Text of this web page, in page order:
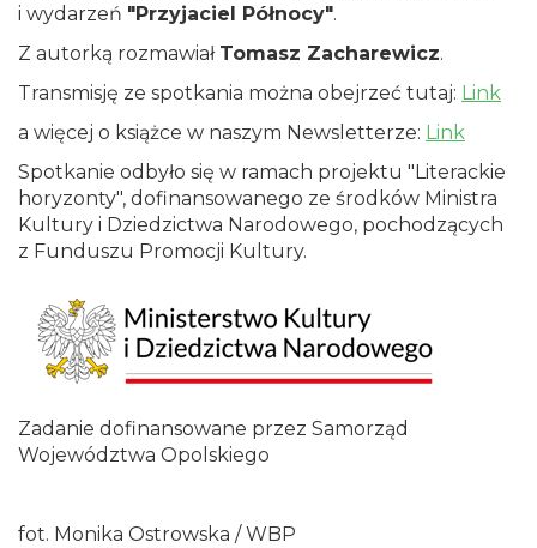
i wydarzeń "Przyjaciel Północy".
Z autorką rozmawiał Tomasz Zacharewicz.
Transmisję ze spotkania można obejrzeć tutaj: Link
a więcej o książce w naszym Newsletterze: Link
Spotkanie odbyło się w ramach projektu "Literackie
horyzonty", dofinansowanego ze środków Ministra
Kultury i Dziedzictwa Narodowego, pochodzących
z Funduszu Promocji Kultury.
Zadanie dofinansowane przez Samorząd
Województwa Opolskiego
fot. Monika Ostrowska / WBP